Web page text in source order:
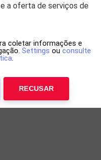
a oferta de serviços de
coletar informações e
Settings ou consulte
.
RECUSAR